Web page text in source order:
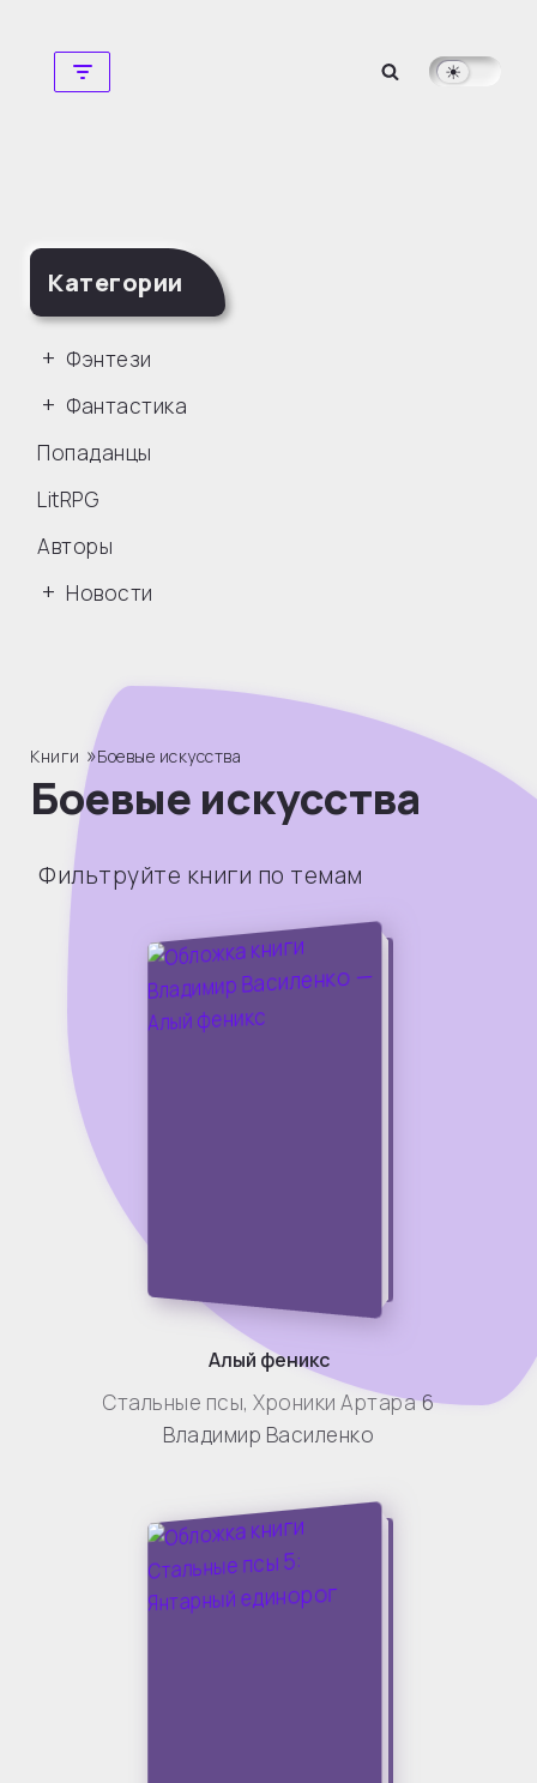
Перейти
Категории
Фэнтези
Фантастика
Попаданцы
LitRPG
Авторы
Новости
Книги »Боевые искусства
Боевые искусства
Фильтруйте книги по темам
Алый феникс
Стальные псы,Хроники Артара 6
Владимир Василенко